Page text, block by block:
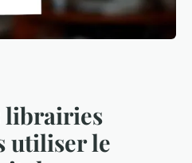
librairies
utiliser le